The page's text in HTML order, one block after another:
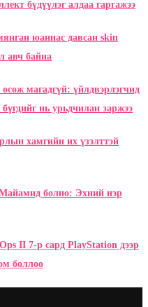
бүдүүлэг алдаа гаргажээ
юаниас давсан skin
авч байна
магадгүй: үйлдвэрлэгчид
нь урьдчилан заржээ
хамгийн их үзэлттэй
Майамид болно: Эхний нэр
II 7-р сард PlayStation дээр
боллоо